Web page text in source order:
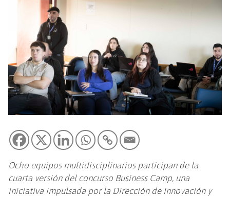
Ocho equipos multidisciplinarios participan de la
cuarta versión del concurso Business Camp, una
iniciativa impulsada por la Dirección de Innovación y